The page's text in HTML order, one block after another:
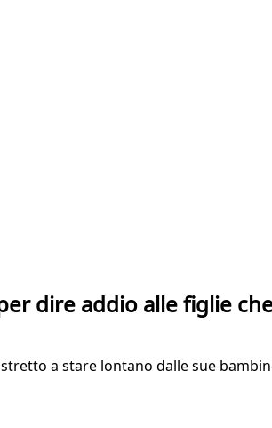
dire addio alle figlie
a stare lontano dalle sue